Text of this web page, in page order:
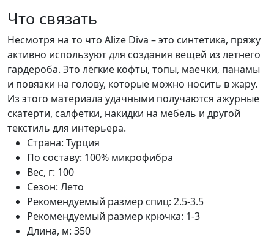
Что связать
Несмотря на то что Alize Diva – это синтетика, пряжу
активно используют для создания вещей из летнего
гардероба. Это лёгкие кофты, топы, маечки, панамы
и повязки на голову, которые можно носить в жару.
Из этого материала удачными получаются ажурные
скатерти, салфетки, накидки на мебель и другой
текстиль для интерьера.
Страна: Турция
По составу: 100% микрофибра
Вес, г: 100
Сезон: Лето
Рекомендуемый размер спиц: 2.5-3.5
Рекомендуемый размер крючка: 1-3
Длина, м: 350